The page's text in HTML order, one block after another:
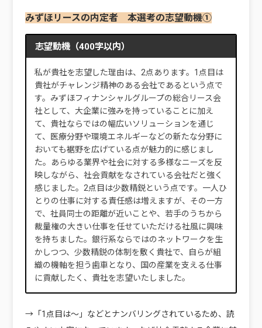
みずほリースの内定者 本選考の志望動機①
志望動機（400字以内）
私が貴社を志望した理由は、2点あります。1点目は
貴社がチャレンジ精神のある会社であるという点で
す。みずほフィナンシャルグループの総合リース会
社として、大企業に強みを持っていることに加え
て、貴社ならではの幅広いソリューションを通じ
て、医療分野や環境エネルギーなどの新たな分野に
おいても裾野を広げている点が魅力的に感じまし
た。あらゆる業界や社会に対する多様なニーズを反
映しながら、社会貢献をなされている会社だと強く
感じました。2点目は少数精鋭という点です。一人ひ
とりの仕事に対する責任感は増えますが、その一方
で、社員同士の距離が近いことや、若手のうちから
裁量権の大きい仕事を任せていただける社風に興味
を持ちました。銀行系ならではのネットワークを生
かしつつ、少数精鋭の体制を敷く貴社で、自らが組
織の機軸を担う歯車となり、国の産業を支える仕事
に貢献したく、貴社を志望いたしました。
→「1点目は～」などとナンバリングされているため、読